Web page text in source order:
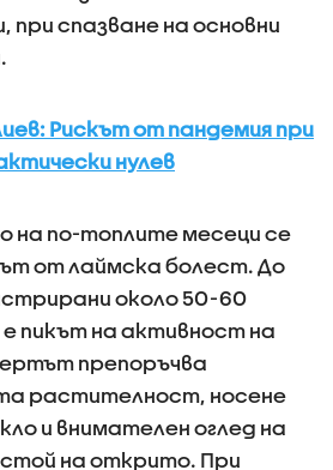
при спазване на основни
Рискът от пандемия при
нулев
на по-топлите месеци се
от лаймска болест. До
около 50-60
пикът на активност на
препоръчва
растителност, носене
и внимателен оглед на
на открито. При